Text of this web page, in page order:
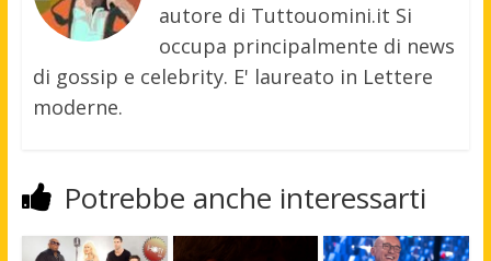
autore di Tuttouomini.it Si
occupa principalmente di news
di gossip e celebrity. E' laureato in Lettere
moderne.
Potrebbe anche interessarti